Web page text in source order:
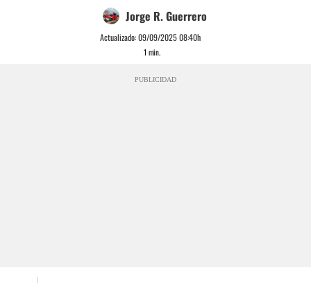
Jorge R. Guerrero
Actualizado:09/09/2025 08:40h
1 min.
PUBLICIDAD